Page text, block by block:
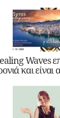
Waves
και